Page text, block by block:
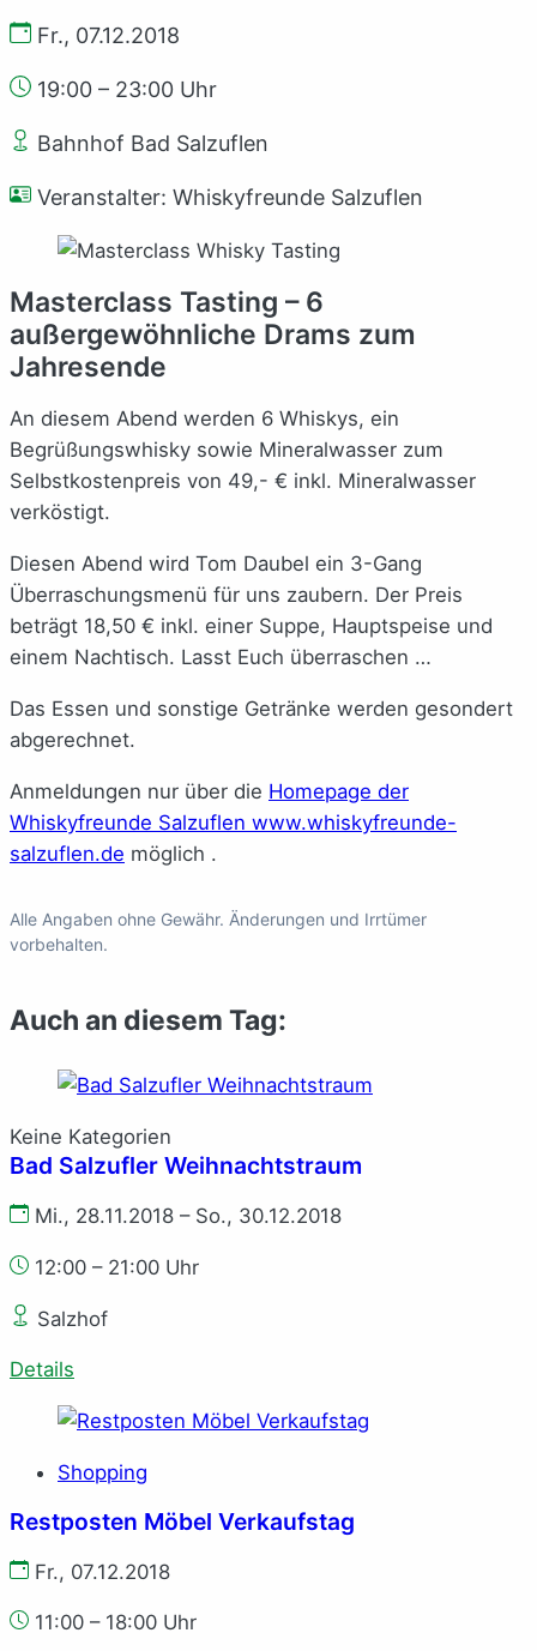
Fr., 07.12.2018
19:00 – 23:00 Uhr
Bahnhof Bad Salzuflen
Veranstalter: Whiskyfreunde Salzuflen
Masterclass Tasting – 6
außergewöhnliche Drams zum
Jahresende
An diesem Abend werden 6 Whiskys, ein
Begrüßungswhisky sowie Mineralwasser zum
Selbstkostenpreis von 49,- € inkl. Mineralwasser
verköstigt.
Diesen Abend wird Tom Daubel ein 3-Gang
Überraschungsmenü für uns zaubern. Der Preis
beträgt 18,50 € inkl. einer Suppe, Hauptspeise und
einem Nachtisch. Lasst Euch überraschen …
Das Essen und sonstige Getränke werden gesondert
abgerechnet.
Anmeldungen nur über die Homepage der
Whiskyfreunde Salzuflen www.whiskyfreunde-
salzuflen.de möglich .
Alle Angaben ohne Gewähr. Änderungen und Irrtümer
vorbehalten.
Auch an diesem Tag:
Keine Kategorien
Bad Salzufler Weihnachtstraum
Mi., 28.11.2018 – So., 30.12.2018
12:00 – 21:00 Uhr
Salzhof
Details
Shopping
Restposten Möbel Verkaufstag
Fr., 07.12.2018
11:00 – 18:00 Uhr